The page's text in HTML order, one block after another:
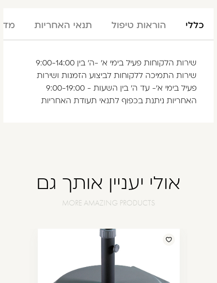
כללי הוראות טיפול תנאי האחריות
שירות הלקוחות פעיל בימי א' -ה' בין 9:00-14:00
שירות התמיכה ללקוחות לביצוע הזמנות ושירות
פעיל בימי א'- עד ה' בין השעות - 9:00-19:00
האחריות ניתנת בכפוף לתנאי תעודת האחריות
אולי יעניין אותך גם